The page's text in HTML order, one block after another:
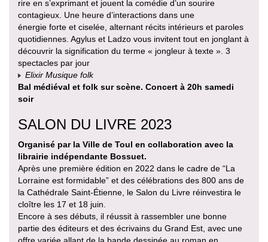
rire en s’exprimant et jouent la comédie d’un sourire
contagieux. Une heure d’interactions dans une
énergie forte et ciselée, alternant récits intérieurs et paroles
quotidiennes. Agylus et Ladzo vous invitent tout en jonglant à
découvrir la signification du terme « jongleur à texte ». 3
spectacles par jour
Elixir Musique folk
Bal médiéval et folk sur scène. Concert à 20h samedi
soir
SALON DU LIVRE 2023
Organisé par la Ville de Toul en collaboration avec la
librairie indépendante Bossuet.
Après une première édition en 2022 dans le cadre de “La
Lorraine est formidable” et des célébrations des 800 ans de
la Cathédrale Saint-Étienne, le Salon du Livre réinvestira le
cloître les 17 et 18 juin.
Encore à ses débuts, il réussit à rassembler une bonne
partie des éditeurs et des écrivains du Grand Est, avec une